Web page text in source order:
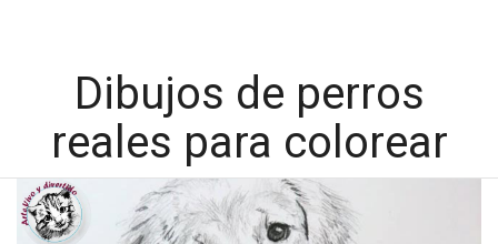
Dibujos de perros
reales para colorear